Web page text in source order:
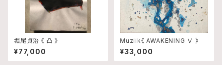
堀尾貞治 《 凸 》
¥77,000
Muziik《 AWAKENING Ⅴ 》
¥33,000